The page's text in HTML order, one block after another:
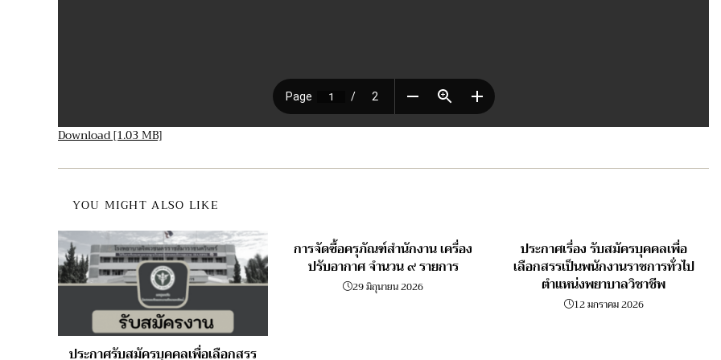
Download [1.03 MB]
YOU MIGHT ALSO LIKE
ประกาศรับสมัครบุคคลเพื่อเลือกสรร
การจัดซื้อครุภัณฑ์สำนักงาน เครื่อง
ปรับอากาศ จำนวน ๙ รายการ
29 มิถุนายน 2026
ประกาศเรื่อง รับสมัครบุคคลเพื่อ
เลือกสรรเป็นพนักงานราชการทั่วไป
ตำแหน่งพยาบาลวิชาชีพ
12 มกราคม 2026